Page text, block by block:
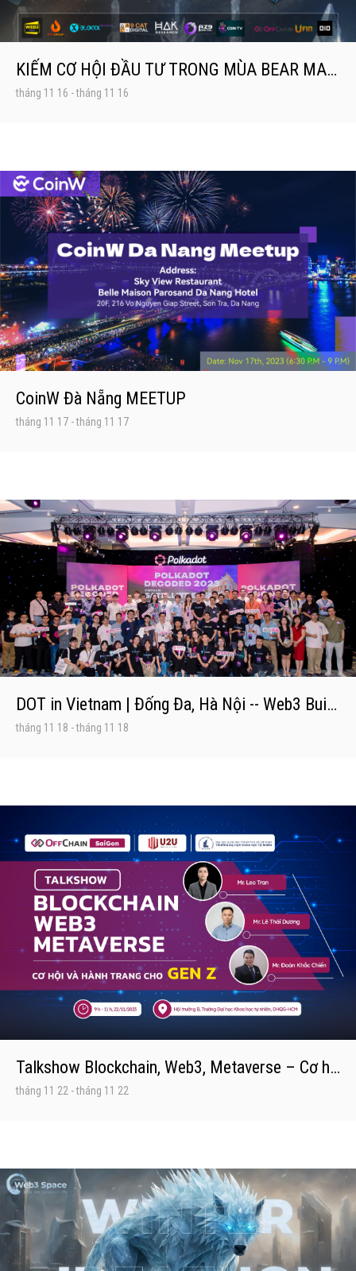
KIẾM CƠ HỘI ĐẦU TƯ TRONG MÙA BEAR MARKET CÙNG WEB3 SPACE
tháng 11 16 -tháng 11 16
CoinW Đà Nẵng MEETUP
tháng 11 17 -tháng 11 17
DOT in Vietnam | Đống Đa, Hà Nội -- Web3 Builders Get Together
tháng 11 18 -tháng 11 18
Talkshow Blockchain, Web3, Metaverse – Cơ hội và hành trang cho GenZ
tháng 11 22 -tháng 11 22